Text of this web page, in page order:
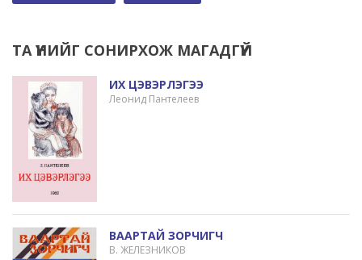
ТА ҮҮНИЙГ СОНИРХОЖ МАГАДГҮЙ
ИХ ЦЭВЭРЛЭГЭЭ
Леонид Пантелеев
ВААРТАЙ ЗОРЧИГЧ
В. ЖЕЛЕЗНИКОВ